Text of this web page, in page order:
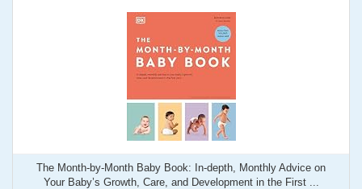
The Month-by-Month Baby Book: In-depth, Monthly Advice on
Your Baby’s Growth, Care, and Development in the First ...